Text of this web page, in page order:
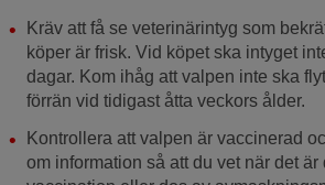
Kräv att få se veterinärintyg som
köper är frisk. Vid köpet ska intyget
dagar. Kom ihåg att valpen inte ska
förrän vid tidigast åtta veckors ålder.
Kontrollera att valpen är vaccinerad
om information så att du vet när det är